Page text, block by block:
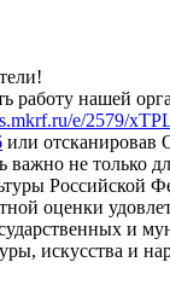
работу нашей
e/2579/
или отсканировав
не только
Российской
оценки
и
искусства и